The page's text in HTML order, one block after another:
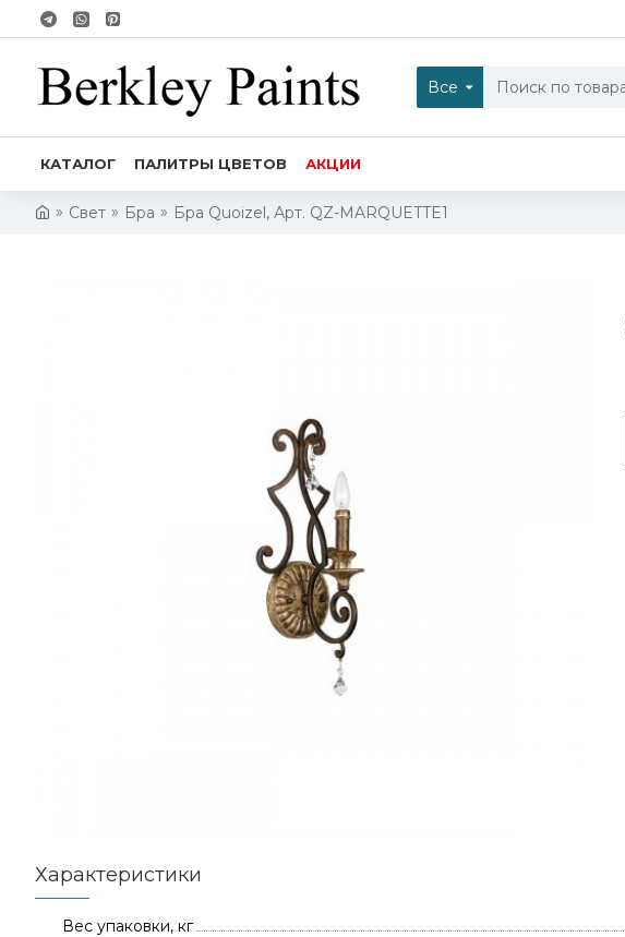
Все
КАТАЛОГ ПАЛИТРЫ ЦВЕТОВ АКЦИИ
Свет Бра Бра Quoizel, Арт. QZ-MARQUETTE1
Характеристики
Вес упаковки, кг